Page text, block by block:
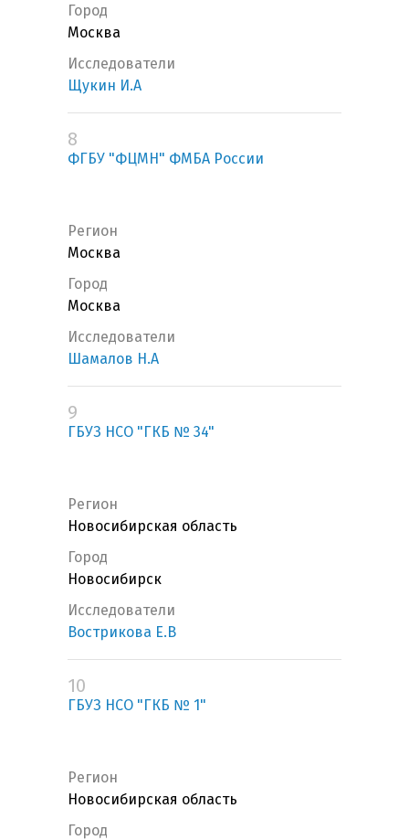
Город
Москва
Исследователи
Щукин И.А
8
ФГБУ "ФЦМН" ФМБА России
Регион
Москва
Город
Москва
Исследователи
Шамалов Н.А
9
ГБУЗ НСО "ГКБ № 34"
Регион
Новосибирская область
Город
Новосибирск
Исследователи
Вострикова Е.В
10
ГБУЗ НСО "ГКБ № 1"
Регион
Новосибирская область
Город